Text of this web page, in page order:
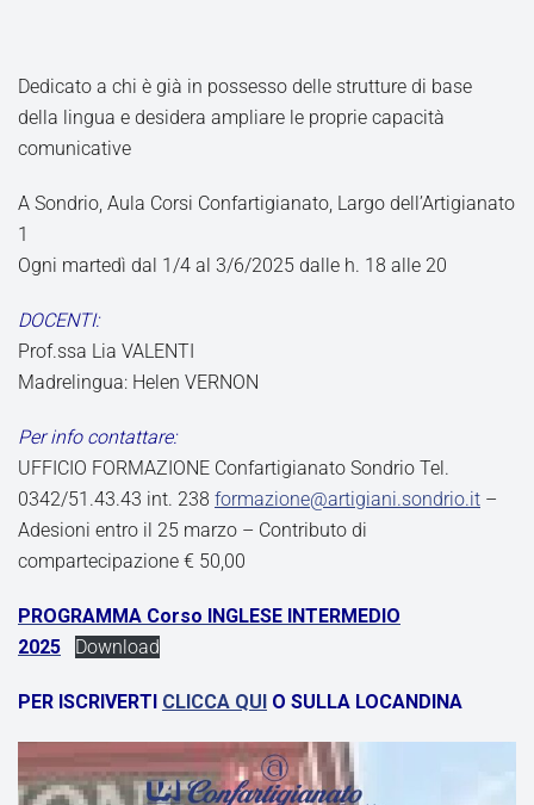
Dedicato a chi è già in possesso delle strutture di base
della lingua e desidera ampliare le proprie capacità
comunicative
A Sondrio, Aula Corsi Confartigianato, Largo dell’Artigianato
1
Ogni martedì dal 1/4 al 3/6/2025 dalle h. 18 alle 20
DOCENTI:
Prof.ssa Lia VALENTI
Madrelingua: Helen VERNON
Per info contattare:
UFFICIO FORMAZIONE Confartigianato Sondrio Tel.
0342/51.43.43 int. 238 formazione@artigiani.sondrio.it –
Adesioni entro il 25 marzo – Contributo di
compartecipazione € 50,00
PROGRAMMA Corso INGLESE INTERMEDIO
2025
Download
PER ISCRIVERTI CLICCA QUI O SULLA LOCANDINA